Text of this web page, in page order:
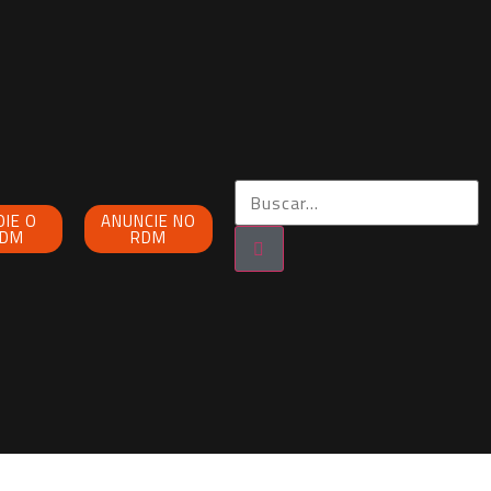
O ANUNCIE NO
RDM